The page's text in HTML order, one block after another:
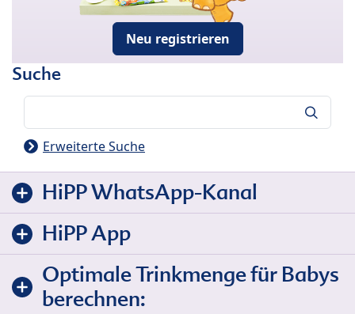
Neu registrieren
Suche
Erweiterte Suche
HiPP WhatsApp-Kanal
HiPP App
Optimale Trinkmenge für Babys
berechnen: